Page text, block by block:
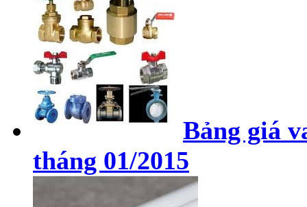
Bảng giá
tháng 01/2015